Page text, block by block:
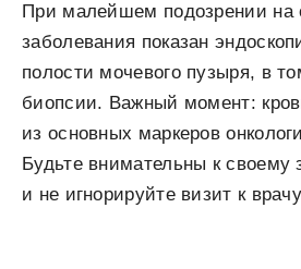
При малейшем подозрении на
заболевания показан
полости мочевого пузыря, в
биопсии. Важный момент:
из основных маркеров
Будьте внимательны к своему
и не игнорируйте визит к